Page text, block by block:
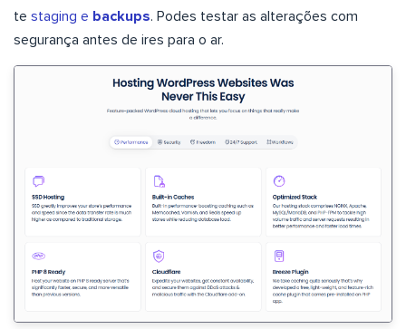
te staging e backups. Podes testar as alterações com
segurança antes de ires para o ar.